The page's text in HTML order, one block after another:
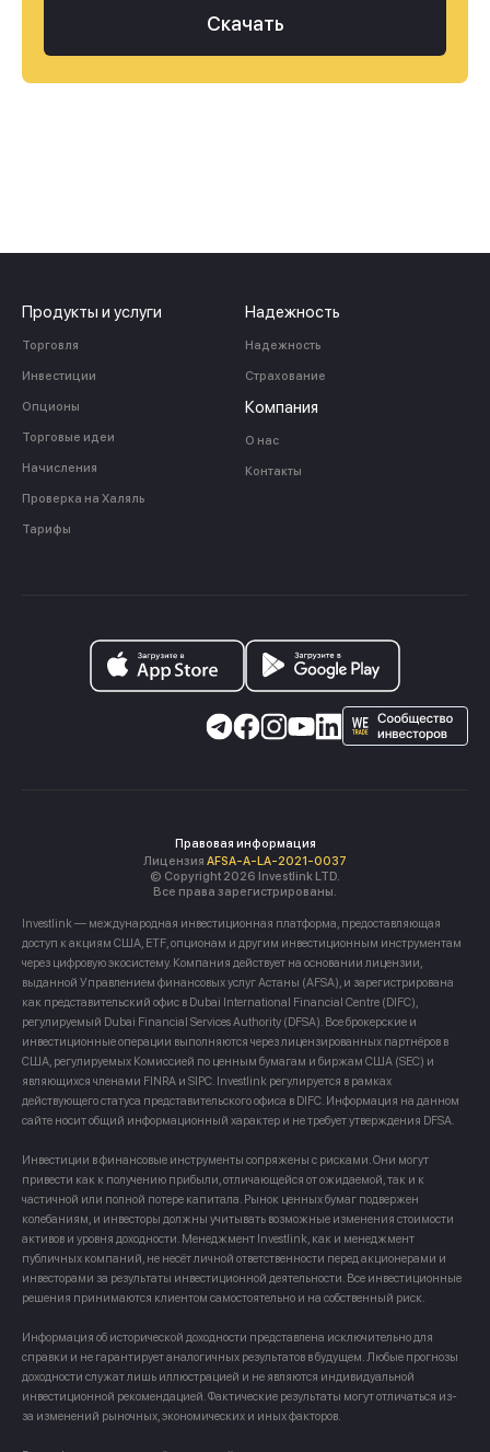
Скачать
Продукты и услуги
Торговля
Инвестиции
Опционы
Торговые идеи
Начисления
Проверка на Халяль
Тарифы
Надежность
Надежность
Страхование
Компания
О нас
Контакты
Правовая информация
Лицензия AFSA-A-LA-2021-0037
© Copyright 2026 Investlink LTD.
Все права зарегистрированы.
Investlink — международная инвестиционная платформа, предоставляющая
доступ к акциям США, ETF, опционам и другим инвестиционным инструментам
через цифровую экосистему. Компания действует на основании лицензии,
выданной Управлением финансовых услуг Астаны (AFSA), и зарегистрирована
как представительский офис в Dubai International Financial Centre (DIFC),
регулируемый Dubai Financial Services Authority (DFSA). Все брокерские и
инвестиционные операции выполняются через лицензированных партнёров в
США, регулируемых Комиссией по ценным бумагам и биржам США (SEC) и
являющихся членами FINRA и SIPC. Investlink регулируется в рамках
действующего статуса представительского офиса в DIFC. Информация на данном
сайте носит общий информационный характер и не требует утверждения DFSA.
Инвестиции в финансовые инструменты сопряжены с рисками. Они могут
привести как к получению прибыли, отличающейся от ожидаемой, так и к
частичной или полной потере капитала. Рынок ценных бумаг подвержен
колебаниям, и инвесторы должны учитывать возможные изменения стоимости
активов и уровня доходности. Менеджмент Investlink, как и менеджмент
публичных компаний, не несёт личной ответственности перед акционерами и
инвесторами за результаты инвестиционной деятельности. Все инвестиционные
решения принимаются клиентом самостоятельно и на собственный риск.
Информация об исторической доходности представлена исключительно для
справки и не гарантирует аналогичных результатов в будущем. Любые прогнозы
доходности служат лишь иллюстрацией и не являются индивидуальной
инвестиционной рекомендацией. Фактические результаты могут отличаться из-
за изменений рыночных, экономических и иных факторов.